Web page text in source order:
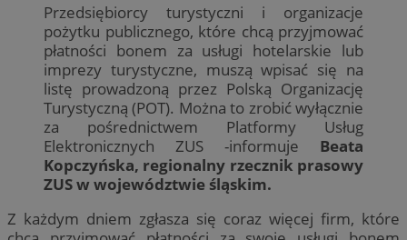
Przedsiębiorcy turystyczni i organizacje
pożytku publicznego, które chcą przyjmować
płatności bonem za usługi hotelarskie lub
imprezy turystyczne, muszą wpisać się na
listę prowadzoną przez Polską Organizację
Turystyczną (POT). Można to zrobić wyłącznie
za pośrednictwem Platformy Usług
Elektronicznych ZUS -informuje Beata
Kopczyńska, regionalny rzecznik prasowy
ZUS w województwie śląskim.
Z każdym dniem zgłasza się coraz więcej firm, które